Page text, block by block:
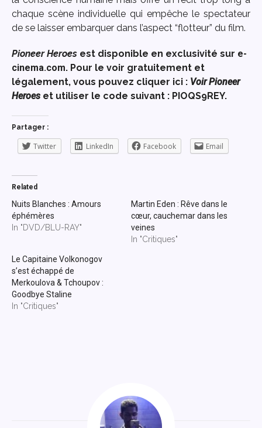
chaque scène individuelle qui empêche le spectateur
de se laisser embarquer dans l’aspect “flotteur” du film.
Pioneer Heroes est disponible en exclusivité sur e-
cinema.com. Pour le voir gratuitement et
légalement, vous pouvez cliquer ici : Voir Pioneer
Heroes et utiliser le code suivant : PIOQS9REY.
Partager :
Twitter LinkedIn Facebook Email
Related
Nuits Blanches : Amours
éphémères
In "DVD/BLU-RAY"
Martin Eden : Rêve dans le
cœur, cauchemar dans les
veines
In "Critiques"
Le Capitaine Volkonogov
s’est échappé de
Merkoulova & Tchoupov :
Goodbye Staline
In "Critiques"